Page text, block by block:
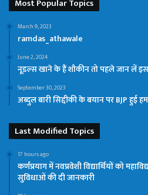
Most Popular Topics
March 9, 2023
ramdas_athawale
June 2, 2024
नूडल्स खाने के हैं शौकीन तो पहले जान लें
September 30, 2023
अब्दुल बारी सिद्दीकी के बयान पर BJP हुई
Last Modified Topics
17 hours ago
कर्णप्रयाग में नवप्रवेशी विद्यार्थियों को
सुविधाओं की दी जानकारी